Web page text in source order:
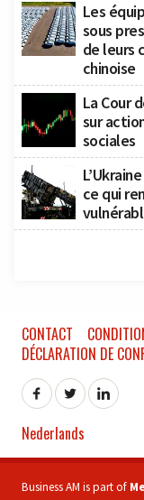
Les
sous
de leurs
chinoise
La Cour
sur
sociales
ce qui
CONTACT
DÉCLARATION DE
Nederlands
Business AM is part of